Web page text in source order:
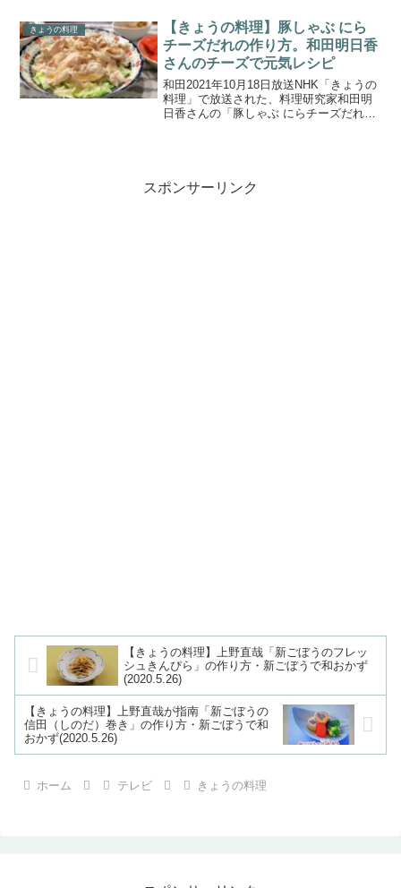
ら、つるっとした食感に仕上げる洗い方
まで、秘伝の技を伝授してくれていま
す。
きょうの料理
【きょうの料理】豚しゃぶ にら
チーズだれの作り方。和田明日香
さんのチーズで元気レシピ
和田2021年10月18日放送NHK「きょうの
料理」で放送された、料理研究家和田明
日香さんの「豚しゃぶ にらチーズだれ」
スポンサーリンク
【きょうの料理】上野直哉「新ごぼうのフレッ
シュきんぴら」の作り方・新ごぼうで和おかず
(2020.5.26)
【きょうの料理】上野直哉が指南「新ごぼうの
信田（しのだ）巻き」の作り方・新ごぼうで和
おかず(2020.5.26)
ホーム テレビ きょうの料理